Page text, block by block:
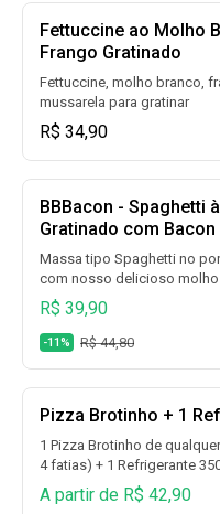
Fettuccine ao Molho
Frango Gratinado
Fettuccine, molho branco,
mussarela para gratinar
R$ 34,90
BBBacon - Spaghetti
Gratinado com Bacon
Massa tipo Spaghetti no
com nosso delicioso
artesanal super caseiro,
crocante de mussarela
300 graus e muuuuuito
R$ 39,90
-11% R$ 44,80
Pizza Brotinho + 1
1 Pizza Brotinho de
4 fatias) + 1 Refrigerante
Coca Cola Sem Açúcar,
Laranja, Fanta Uva, Sprite,
A partir de R$ 42,90